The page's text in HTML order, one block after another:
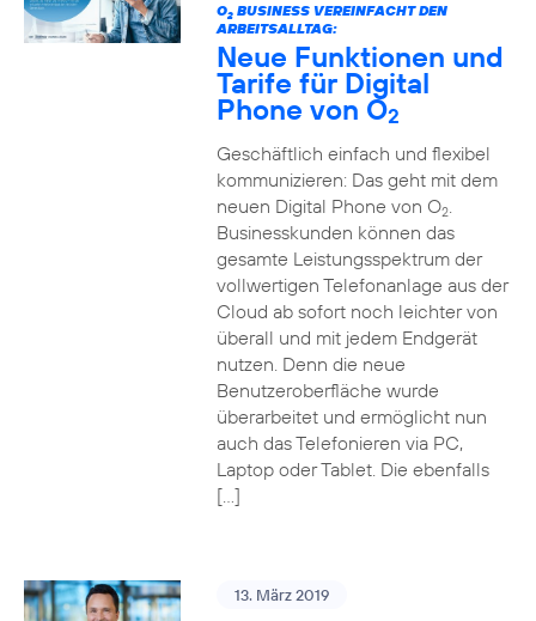
O2BUSINESS VEREINFACHT DEN
ARBEITSALLTAG:
Neue Funktionen und
Tarife für Digital
Phone von O2
Geschäftlich einfach und flexibel
kommunizieren: Das geht mit dem
neuen Digital Phone von O2.
Businesskunden können das
gesamte Leistungsspektrum der
vollwertigen Telefonanlage aus der
Cloud ab sofort noch leichter von
überall und mit jedem Endgerät
nutzen. Denn die neue
Benutzeroberfläche wurde
überarbeitet und ermöglicht nun
auch das Telefonieren via PC,
Laptop oder Tablet. Die ebenfalls
[…]
13. März 2019